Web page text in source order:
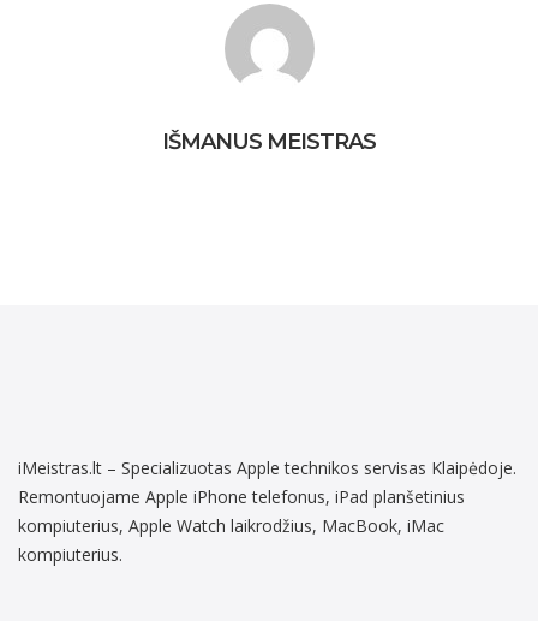
IŠMANUS MEISTRAS
iMeistras.lt – Specializuotas Apple technikos servisas Klaipėdoje.
Remontuojame Apple iPhone telefonus, iPad planšetinius
kompiuterius, Apple Watch laikrodžius, MacBook, iMac
kompiuterius.